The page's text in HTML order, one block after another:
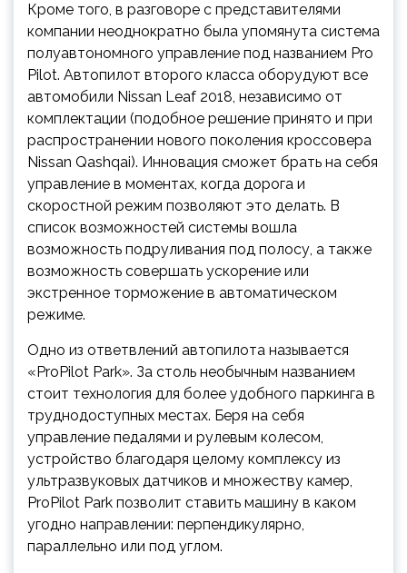
Кроме того, в разговоре с представителями
компании неоднократно была упомянута система
полуавтономного управление под названием Pro
Pilot. Автопилот второго класса оборудуют все
автомобили Nissan Leaf 2018, независимо от
комплектации (подобное решение принято и при
распространении нового поколения кроссовера
Nissan Qashqai). Инновация сможет брать на себя
управление в моментах, когда дорога и
скоростной режим позволяют это делать. В
список возможностей системы вошла
возможность подруливания под полосу, а также
возможность совершать ускорение или
экстренное торможение в автоматическом
режиме.
Одно из ответвлений автопилота называется
«ProPilot Park». За столь необычным названием
стоит технология для более удобного паркинга в
труднодоступных местах. Беря на себя
управление педалями и рулевым колесом,
устройство благодаря целому комплексу из
ультразвуковых датчиков и множеству камер,
ProPilot Park позволит ставить машину в каком
угодно направлении: перпендикулярно,
параллельно или под углом.